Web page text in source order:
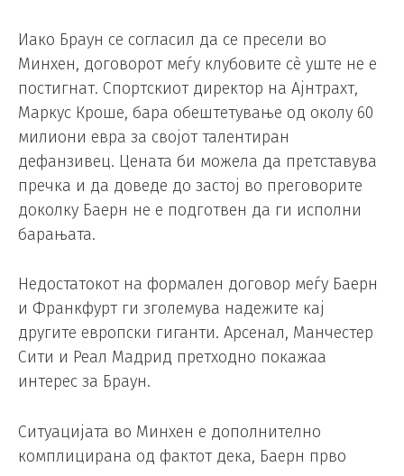
Иако Браун се согласил да се пресели во
Минхен, договорот меѓу клубовите сè уште не е
постигнат. Спортскиот директор на Ајнтрахт,
Маркус Кроше, бара обештетување од околу 60
милиони евра за својот талентиран
дефанзивец. Цената би можела да претставува
пречка и да доведе до застој во преговорите
доколку Баерн не е подготвен да ги исполни
барањата.
Недостатокот на формален договор меѓу Баерн
и Франкфурт ги зголемува надежите кај
другите европски гиганти. Арсенал, Манчестер
Сити и Реал Мадрид претходно покажаа
интерес за Браун.
Ситуацијата во Минхен е дополнително
комплицирана од фактот дека, Баерн прво